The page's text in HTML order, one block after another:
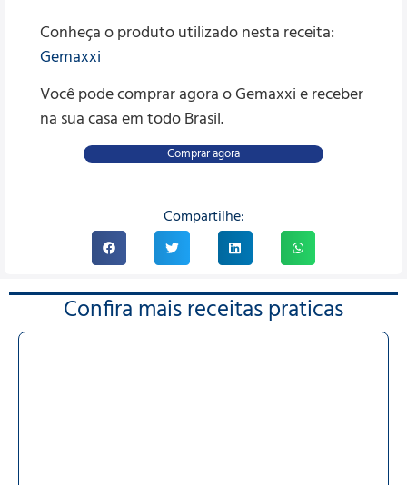
Conheça o produto utilizado nesta receita:
Gemaxxi
Você pode comprar agora o Gemaxxi e receber
na sua casa em todo Brasil.
Comprar agora
Compartilhe:
Confira mais receitas praticas